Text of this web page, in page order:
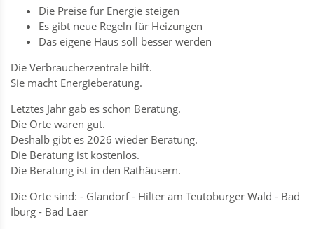
Die Preise für Energie steigen
Es gibt neue Regeln für Heizungen
Das eigene Haus soll besser werden
Die Verbraucherzentrale hilft.
Sie macht Energieberatung.
Letztes Jahr gab es schon Beratung.
Die Orte waren gut.
Deshalb gibt es 2026 wieder Beratung.
Die Beratung ist kostenlos.
Die Beratung ist in den Rathäusern.
Die Orte sind: - Glandorf - Hilter am Teutoburger Wald - Bad
Iburg - Bad Laer